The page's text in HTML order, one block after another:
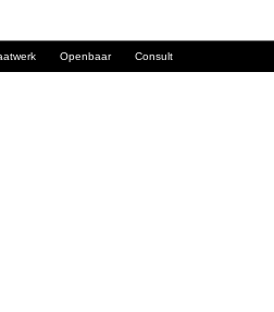
Openbaar Consult